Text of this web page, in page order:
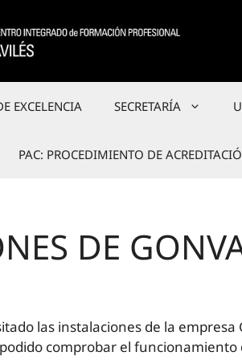
EXCELENCIA SECRETARÍA
PAC: PROCEDIMIENTO DE
DE
las instalaciones de la
comprobar el